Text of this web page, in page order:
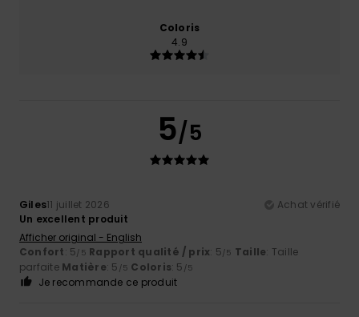
Coloris
4.9
5/5
Giles11 juillet 2026
Achat vérifié
Un excellent produit
Afficher original - English
Confort: 5/5 Rapport qualité / prix: 5/5 Taille: Taille
parfaite Matière: 5 /5 Coloris: 5 /5
Je recommande ce produit